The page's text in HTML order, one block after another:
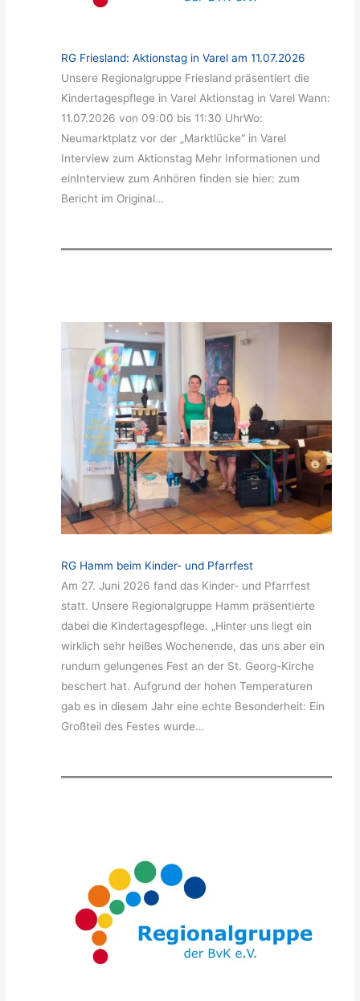
RG Friesland: Aktionstag in Varel am 11.07.2026
Unsere Regionalgruppe Friesland präsentiert die
Kindertagespflege in Varel Aktionstag in Varel Wann:
11.07.2026 von 09:00 bis 11:30 UhrWo:
Neumarktplatz vor der „Marktlücke“ in Varel
Interview zum Aktionstag Mehr Informationen und
einInterview zum Anhören finden sie hier: zum
Bericht im Original…
RG Hamm beim Kinder- und Pfarrfest
Am 27. Juni 2026 fand das Kinder- und Pfarrfest
statt. Unsere Regionalgruppe Hamm präsentierte
dabei die Kindertagespflege. „Hinter uns liegt ein
wirklich sehr heißes Wochenende, das uns aber ein
rundum gelungenes Fest an der St. Georg-Kirche
beschert hat. Aufgrund der hohen Temperaturen
gab es in diesem Jahr eine echte Besonderheit: Ein
Großteil des Festes wurde…